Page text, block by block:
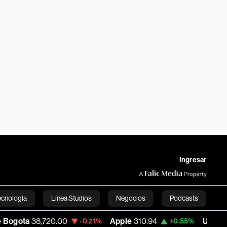
Ingresar
Línea Studios Negocios Podcasts
English-0.21% Apple 310.94 +0.55% USD COP